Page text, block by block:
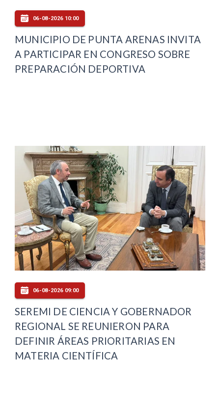
06-08-2026 10:00
MUNICIPIO DE PUNTA ARENAS INVITA
A PARTICIPAR EN CONGRESO SOBRE
PREPARACIÓN DEPORTIVA
06-08-2026 09:00
SEREMI DE CIENCIA Y GOBERNADOR
REGIONAL SE REUNIERON PARA
DEFINIR ÁREAS PRIORITARIAS EN
MATERIA CIENTÍFICA